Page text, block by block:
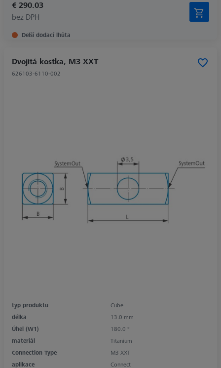
€ 290.03
bez DPH
Delší dodací lhůta
Dvojitá kostka, M3 XXT
626103-6110-002
typ produktu
Cube
délka
13.0 mm
Úhel (W1)
180.0 °
materiál
Titanium
Connection Type
M3 XXT
aplikace
Connect